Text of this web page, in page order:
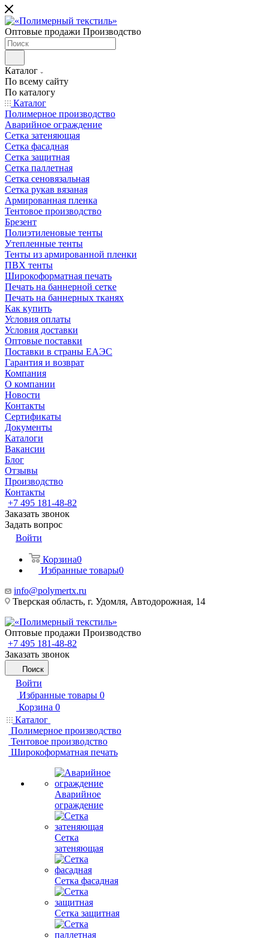
Оптовые продажи Производство
Каталог
По всему сайту
По каталогу
Каталог
Полимерное производство
Аварийное ограждение
Сетка затеняющая
Сетка фасадная
Сетка защитная
Сетка паллетная
Сетка сеновязальная
Сетка рукав вязаная
Армированная пленка
Тентовое производство
Брезент
Полиэтиленовые тенты
Утепленные тенты
Тенты из армированной пленки
ПВХ тенты
Широкоформатная печать
Печать на баннерной сетке
Печать на баннерных тканях
Как купить
Условия оплаты
Условия доставки
Оптовые поставки
Поставки в страны ЕАЭС
Гарантия и возврат
Компания
О компании
Новости
Контакты
Сертификаты
Документы
Каталоги
Вакансии
Блог
Отзывы
Производство
Контакты
+7 495 181-48-82
Заказать звонок
Задать вопрос
Войти
Корзина0
Избранные товары0
info@polymertx.ru
Тверская область, г. Удомля, Автодорожная, 14
Оптовые продажи Производство
+7 495 181-48-82
Заказать звонок
Поиск
Войти
Избранные товары 0
Корзина 0
Каталог
Полимерное производство
Тентовое производство
Широкоформатная печать
Аварийное
ограждение
Сетка
затеняющая
Сетка фасадная
Сетка защитная